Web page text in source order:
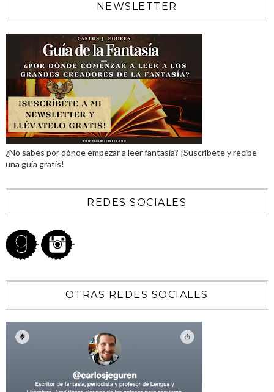
NEWSLETTER
¿No sabes por dónde empezar a leer fantasía? ¡Suscríbete y recibe
una guía gratis!
REDES SOCIALES
OTRAS REDES SOCIALES